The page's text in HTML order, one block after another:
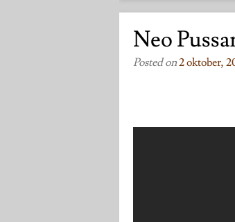
Neo
Posted on2 oktober,